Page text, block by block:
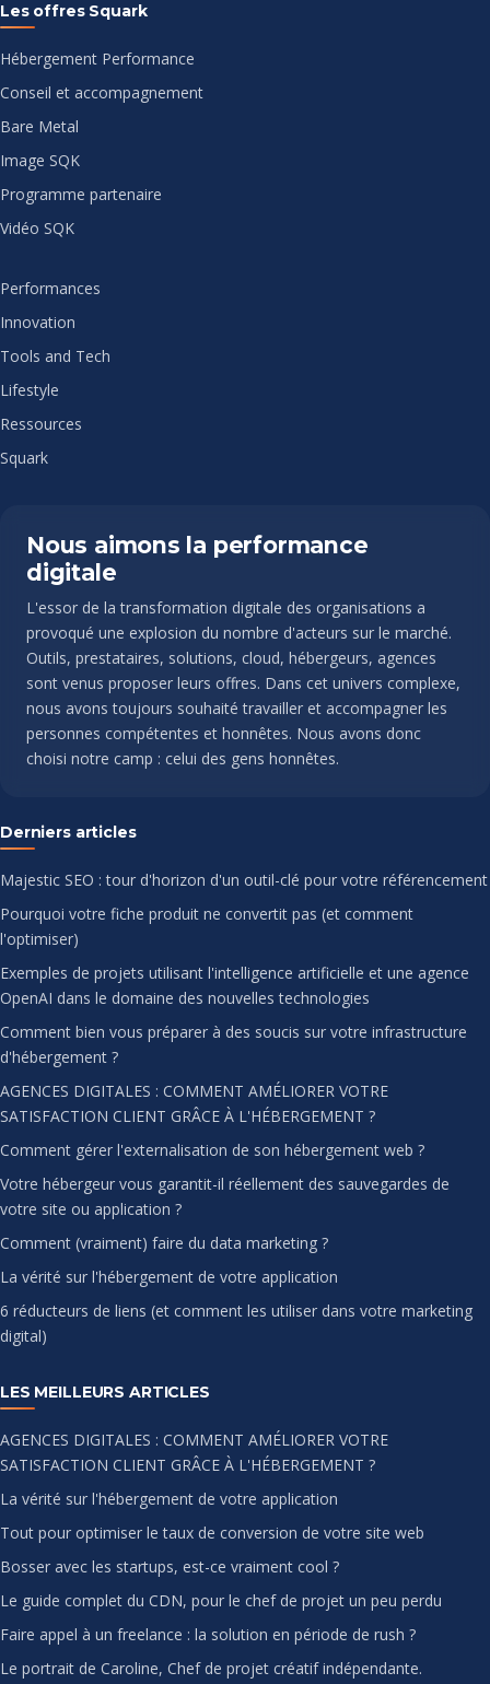
Les offres Squark
Hébergement Performance
Conseil et accompagnement
Bare Metal
Image SQK
Programme partenaire
Vidéo SQK
Performances
Innovation
Tools and Tech
Lifestyle
Ressources
Squark
Nous aimons la performance
digitale
L'essor de la transformation digitale des organisations a
provoqué une explosion du nombre d'acteurs sur le marché.
Outils, prestataires, solutions, cloud, hébergeurs, agences
sont venus proposer leurs offres. Dans cet univers complexe,
nous avons toujours souhaité travailler et accompagner les
personnes compétentes et honnêtes. Nous avons donc
choisi notre camp : celui des gens honnêtes.
Derniers articles
Majestic SEO : tour d'horizon d'un outil-clé pour votre référencement
Pourquoi votre fiche produit ne convertit pas (et comment
l'optimiser)
Exemples de projets utilisant l'intelligence artificielle et une agence
OpenAI dans le domaine des nouvelles technologies
Comment bien vous préparer à des soucis sur votre infrastructure
d'hébergement ?
AGENCES DIGITALES : COMMENT AMÉLIORER VOTRE
SATISFACTION CLIENT GRÂCE À L'HÉBERGEMENT ?
Comment gérer l'externalisation de son hébergement web ?
Votre hébergeur vous garantit-il réellement des sauvegardes de
votre site ou application ?
Comment (vraiment) faire du data marketing ?
La vérité sur l'hébergement de votre application
6 réducteurs de liens (et comment les utiliser dans votre marketing
digital)
LES MEILLEURS ARTICLES
AGENCES DIGITALES : COMMENT AMÉLIORER VOTRE
SATISFACTION CLIENT GRÂCE À L'HÉBERGEMENT ?
La vérité sur l'hébergement de votre application
Tout pour optimiser le taux de conversion de votre site web
Bosser avec les startups, est-ce vraiment cool ?
Le guide complet du CDN, pour le chef de projet un peu perdu
Faire appel à un freelance : la solution en période de rush ?
Le portrait de Caroline, Chef de projet créatif indépendante.